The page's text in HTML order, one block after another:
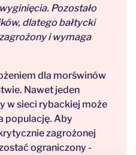
Pozostało
dlatego bałtycki
i wymaga
dla morświnów
Nawet jeden
w sieci rybackiej może
populację. Aby
zagrożonej
ograniczony -